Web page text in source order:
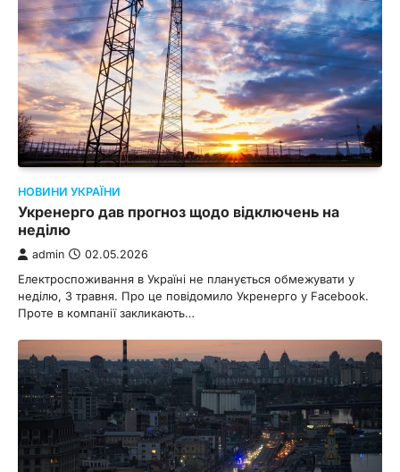
НОВИНИ УКРАЇНИ
Укренерго дав прогноз щодо відключень на
неділю
admin 02.05.2026
Електроспоживання в Україні не планується обмежувати у
неділю, 3 травня. Про це повідомило Укренерго у Facebook.
Проте в компанії закликають…